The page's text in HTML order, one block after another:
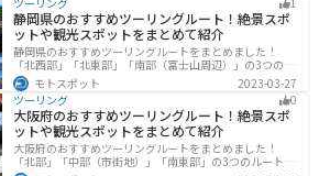
所です。
静岡県のおすすめツーリングルート！絶景スポ
ットや観光スポットをまとめて紹介
静岡県のおすすめツーリングルートをまとめました！
「北西部」「北東部」「南部（富士山周辺）」の3つのル
ート紹介します。富士山を中心に自然豊かな景色や食事
を楽しめるスポットが多数あります。バイクで静岡県に
ツーリングに行く際は参考にしてください。
モトスポット
2023-03-27
ツーリング
0
大阪府のおすすめツーリングルート！絶景スポ
ットや観光スポットをまとめて紹介
大阪府のおすすめツーリングルートをまとめました！
「北部」「中部（市街地）」「南東部」の3つのルート紹